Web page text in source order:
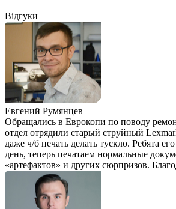
Відгуки
Евгений Румянцев
Обращались в Еврокопи по поводу
отдел отрядили старый струйный
даже ч/б печать делать тускло. Ребята
день, теперь печатаем нормальные
«артефактов» и других сюрпризов.